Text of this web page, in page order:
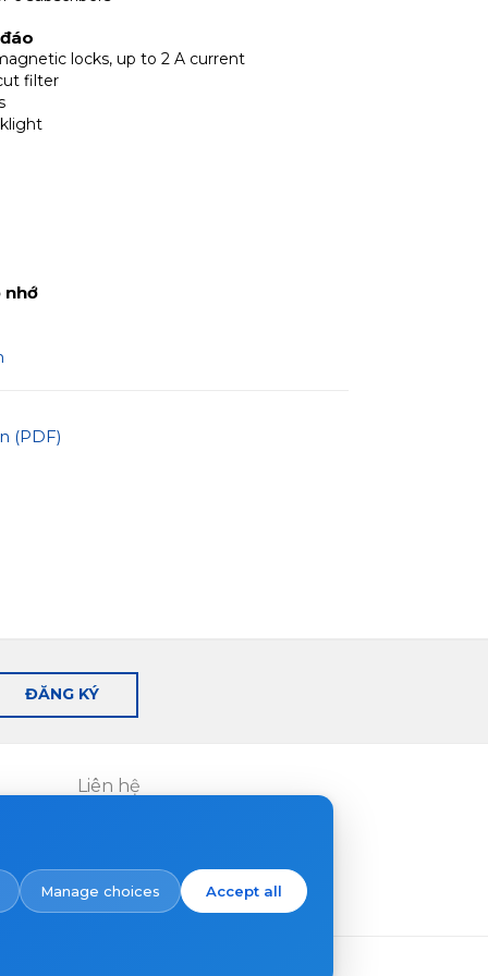
locks, up to 2 A current
filter
nhớ
(PDF)
ĐĂNG KÝ
Liên hệ
Manage choices Accept all